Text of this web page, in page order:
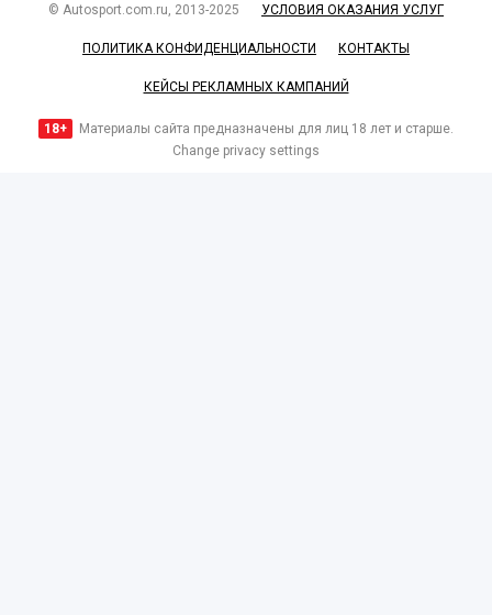
© Autosport.com.ru, 2013-2025 УСЛОВИЯ ОКАЗАНИЯ УСЛУГ
ПОЛИТИКА КОНФИДЕНЦИАЛЬНОСТИ КОНТАКТЫ
КЕЙСЫ РЕКЛАМНЫХ КАМПАНИЙ
18+
Материалы сайта предназначены для лиц 18 лет и старше.
Change privacy settings